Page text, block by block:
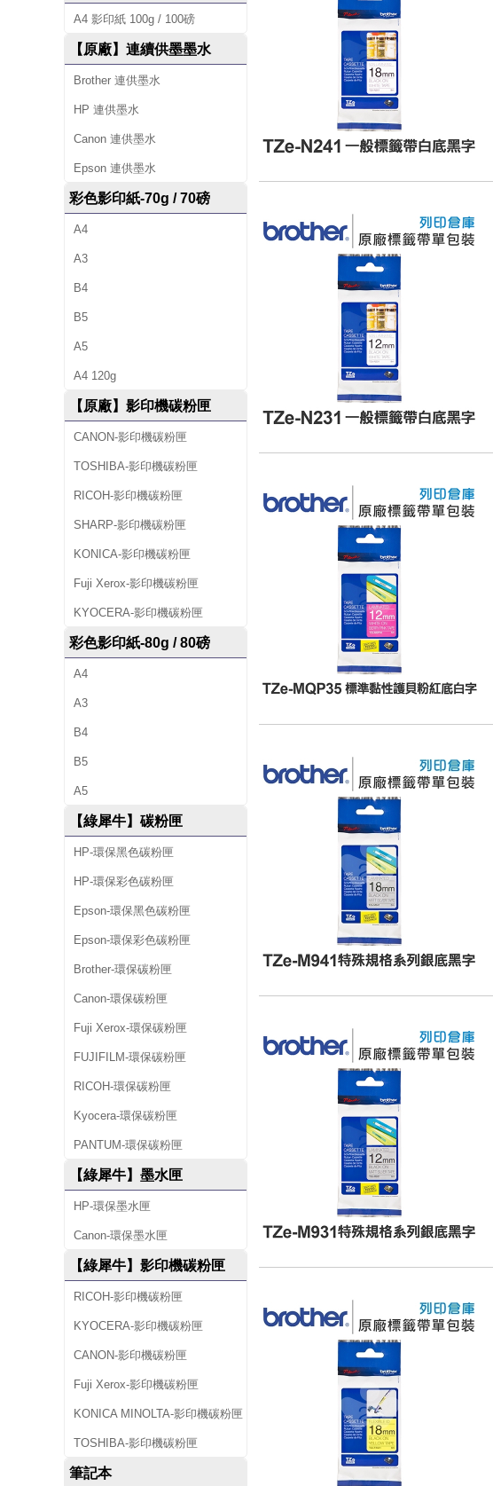
A4 影印紙 100g / 100磅
【原廠】連續供墨墨水
Brother 連供墨水
HP 連供墨水
Canon 連供墨水
Epson 連供墨水
彩色影印紙-70g / 70磅
A4
A3
B4
B5
A5
A4 120g
【原廠】影印機碳粉匣
CANON-影印機碳粉匣
TOSHIBA-影印機碳粉匣
RICOH-影印機碳粉匣
SHARP-影印機碳粉匣
KONICA-影印機碳粉匣
Fuji Xerox-影印機碳粉匣
KYOCERA-影印機碳粉匣
彩色影印紙-80g / 80磅
A4
A3
B4
B5
A5
【綠犀牛】碳粉匣
HP-環保黑色碳粉匣
HP-環保彩色碳粉匣
Epson-環保黑色碳粉匣
Epson-環保彩色碳粉匣
Brother-環保碳粉匣
Canon-環保碳粉匣
Fuji Xerox-環保碳粉匣
FUJIFILM-環保碳粉匣
RICOH-環保碳粉匣
Kyocera-環保碳粉匣
PANTUM-環保碳粉匣
【綠犀牛】墨水匣
HP-環保墨水匣
Canon-環保墨水匣
【綠犀牛】影印機碳粉匣
RICOH-影印機碳粉匣
KYOCERA-影印機碳粉匣
CANON-影印機碳粉匣
Fuji Xerox-影印機碳粉匣
KONICA MINOLTA-影印機碳粉匣
TOSHIBA-影印機碳粉匣
筆記本